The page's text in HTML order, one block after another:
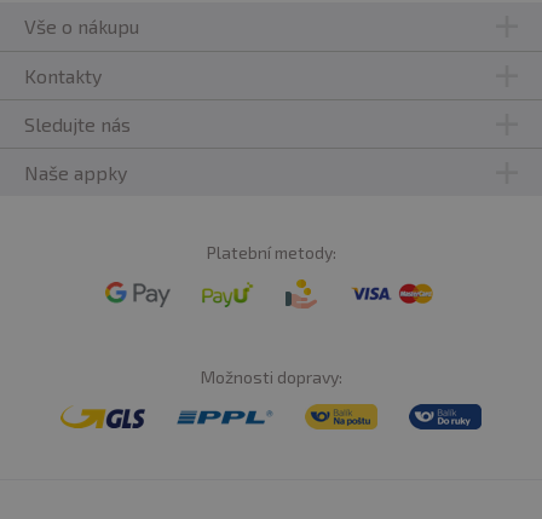
Vše o nákupu
Kontakty
Sledujte nás
Naše appky
Platební metody:
Možnosti dopravy: